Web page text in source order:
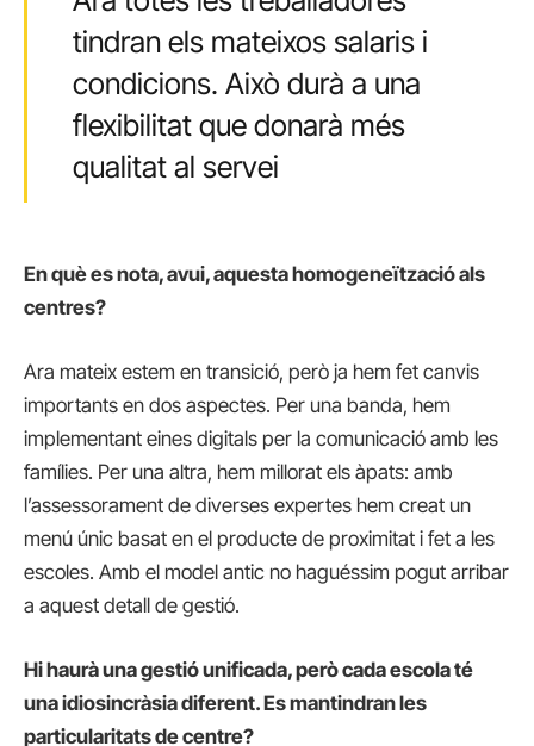
tindran els mateixos salaris i
condicions. Això durà a una
flexibilitat que donarà més
qualitat al servei
En què es nota, avui, aquesta homogeneïtzació als
centres?
Ara mateix estem en transició, però ja hem fet canvis
importants en dos aspectes. Per una banda, hem
implementant eines digitals per la comunicació amb les
famílies. Per una altra, hem millorat els àpats: amb
l’assessorament de diverses expertes hem creat un
menú únic basat en el producte de proximitat i fet a les
escoles. Amb el model antic no haguéssim pogut arribar
a aquest detall de gestió.
Hi haurà una gestió unificada, però cada escola té
una idiosincràsia diferent. Es mantindran les
particularitats de centre?